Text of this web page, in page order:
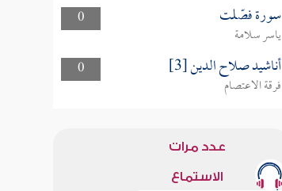
0
سورة فصّلت
ياسر سلامة
0
أناشيد صلاح الدين [3]
فرقة الاعتصام
عدد مرات
الاستماع